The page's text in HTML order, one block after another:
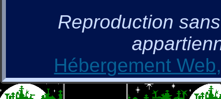
Reproduction
Hébergement